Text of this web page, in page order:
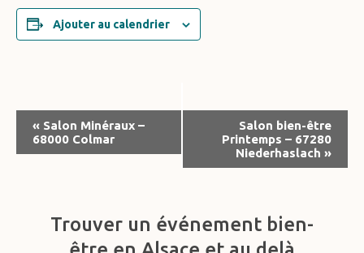
Ajouter au calendrier
Navigation
Évènement
« Salon Minéraux –
68000 Colmar
Salon bien-être
Printemps – 67280
Niederhaslach »
Trouver un événement bien-